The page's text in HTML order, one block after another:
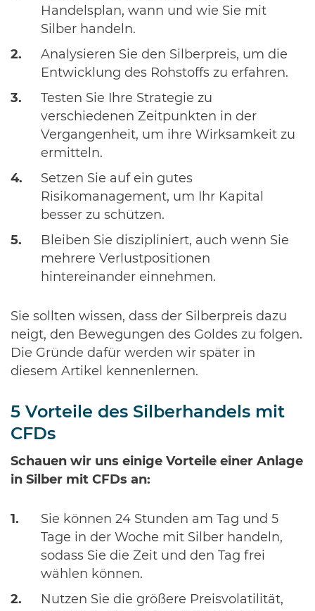
Handelsplan, wann und wie Sie mit
Silber handeln.
Analysieren Sie den Silberpreis, um die
Entwicklung des Rohstoffs zu erfahren.
Testen Sie Ihre Strategie zu
verschiedenen Zeitpunkten in der
Vergangenheit, um ihre Wirksamkeit zu
ermitteln.
Setzen Sie auf ein gutes
Risikomanagement, um Ihr Kapital
besser zu schützen.
Bleiben Sie diszipliniert, auch wenn Sie
mehrere Verlustpositionen
hintereinander einnehmen.
Sie sollten wissen, dass der Silberpreis dazu
neigt, den Bewegungen des Goldes zu folgen.
Die Gründe dafür werden wir später in
diesem Artikel kennenlernen.
5 Vorteile des Silberhandels mit
CFDs
Schauen wir uns einige Vorteile einer Anlage
in Silber mit CFDs an:
Sie können 24 Stunden am Tag und 5
Tage in der Woche mit Silber handeln,
sodass Sie die Zeit und den Tag frei
wählen können.
Nutzen Sie die größere Preisvolatilität,